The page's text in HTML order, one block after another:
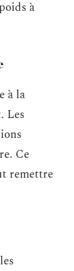
à
à la
Les
Ce
remettre